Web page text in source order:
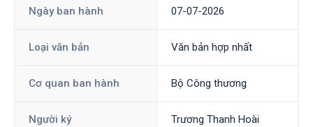
Ngày ban hành 07-07-2026
Loại văn bản Văn bản hợp nhất
Cơ quan ban hành Bộ Công thương
Người ký Trương Thanh Hoài